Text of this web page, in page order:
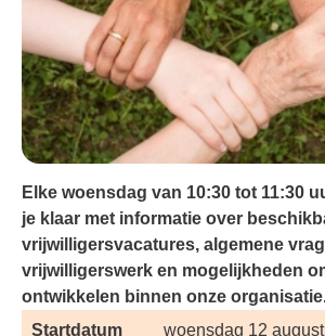
Elke woensdag van 10:30 tot 11:30
je klaar met informatie over
vrijwilligersvacatures, algemene
vrijwilligerswerk en mogelijkheden
ontwikkelen binnen onze
Startdatum
woensdag 12